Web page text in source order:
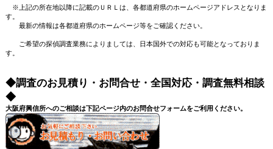
※上記の所在地以降に記載のＵＲＬは、各都道府県のホームページアドレスとなりま
す。
最新の情報は各都道府県のホームページ等をご確認ください。
ご希望の探偵調査業務によりましては、日本国外での対応も可能となっておりま
す。
◆調査のお見積り・お問合せ・全国対応・調査無料相談
◆
大阪府興信所へのご相談は下記ページ内のお問合せフォームをご利用ください。